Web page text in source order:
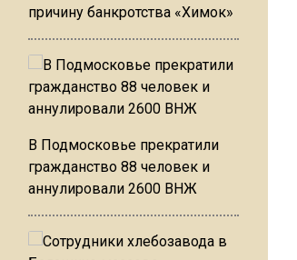
причину банкротства «Химок»
В Подмосковье прекратили
гражданство 88 человек и
аннулировали 2600 ВНЖ